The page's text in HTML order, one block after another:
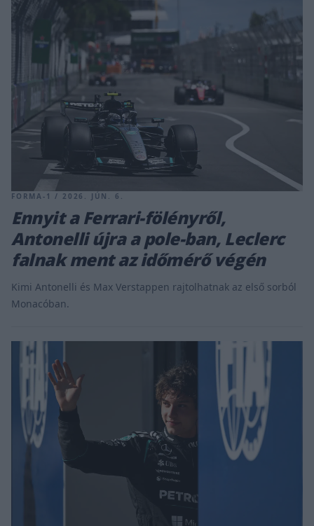
FORMA-1 / 2026. JÚN. 6.
Ennyit a Ferrari-fölényről,
Antonelli újra a pole-ban, Leclerc
falnak ment az időmérő végén
Kimi Antonelli és Max Verstappen rajtolhatnak az első sorból
Monacóban.